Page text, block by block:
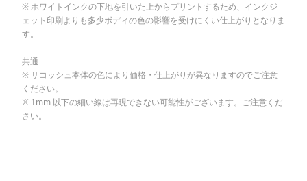
※ ホワイトインクの下地を引いた上からプリントするため、インクジ
ェット印刷よりも多少ボディの色の影響を受けにくい仕上がりとなりま
す。
共通
※ サコッシュ本体の色により価格・仕上がりが異なりますのでご注意
ください。
※ 1mm 以下の細い線は再現できない可能性がございます。ご注意くだ
さい。